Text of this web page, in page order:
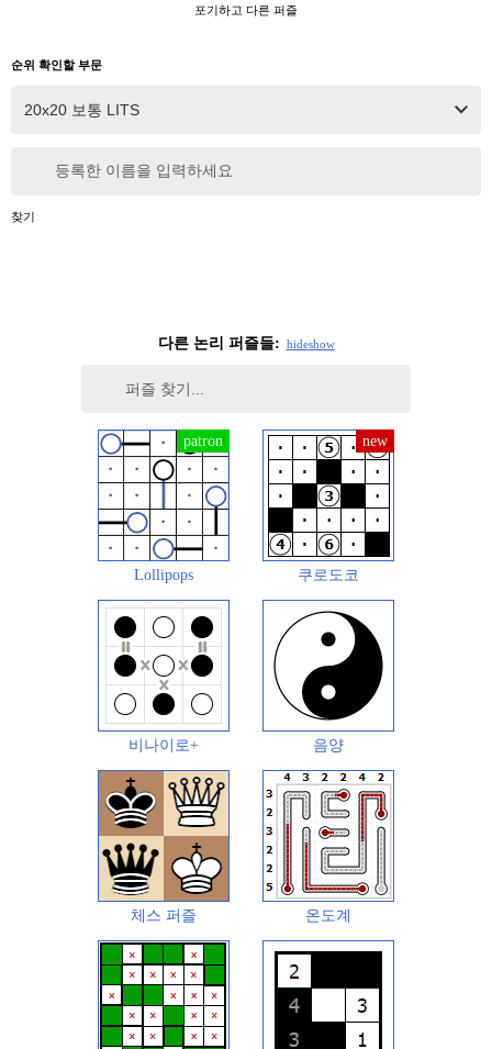
포기하고 다른 퍼즐
순위 확인할 부문
등록한 이름을 입력하세요
찾기
다른 논리 퍼즐들: hideshow
Lollipops 쿠로도코
비나이로+ 음양
체스 퍼즐 온도계